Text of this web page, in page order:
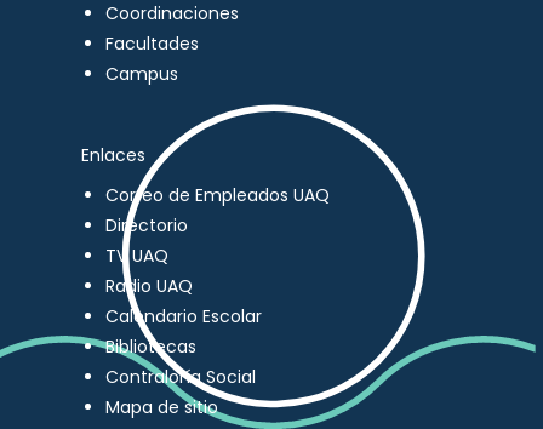
Coordinaciones
Facultades
Campus
Enlaces
Correo de Empleados UAQ
Directorio
TV UAQ
Radio UAQ
Calendario Escolar
Bibliotecas
Contraloría Social
Mapa de sitio